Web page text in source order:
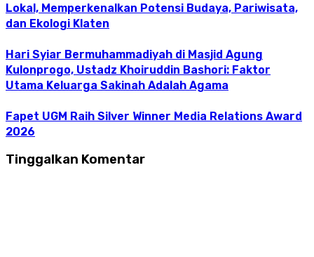
Lokal, Memperkenalkan Potensi Budaya, Pariwisata,
dan Ekologi Klaten
Hari Syiar Bermuhammadiyah di Masjid Agung
Kulonprogo, Ustadz Khoiruddin Bashori: Faktor
Utama Keluarga Sakinah Adalah Agama
Fapet UGM Raih Silver Winner Media Relations Award
2026
Tinggalkan Komentar